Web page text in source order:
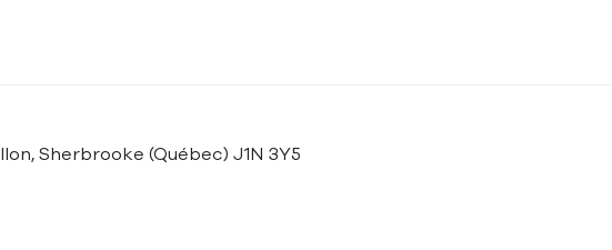
Sherbrooke (Québec) J1N 3Y5